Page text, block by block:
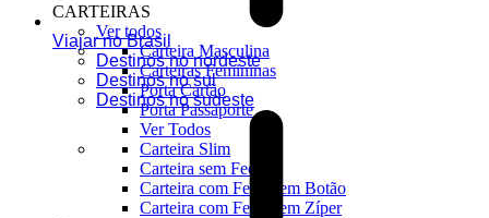
CARTEIRAS
Ver todos
Carteira Masculina
Carteiras Femininas
Porta Cartão
Porta Passaporte
Ver Todos
Carteira Slim
Carteira sem Fecho
Carteira com Fecho em Botão
Carteira com Fecho em Zíper
Viajar no Brasil
Destinos no nordeste
Destinos no sul
Destinos no sudeste